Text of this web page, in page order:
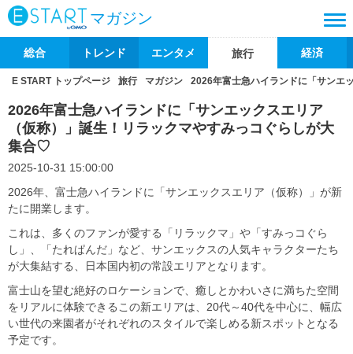
マガジン
総合 トレンド エンタメ 旅行 経済
E START トップページ 旅行 マガジン 2026年富士急ハイランドに「サンエ
2026年富士急ハイランドに「サンエックスエリア
（仮称）」誕生！リラックマやすみっコぐらしが大
集合♡
2025-10-31 15:00:00
2026年、富士急ハイランドに「サンエックスエリア（仮称）」が新
たに開業します。
これは、多くのファンが愛する「リラックマ」や「すみっコぐら
し」、「たれぱんだ」など、サンエックスの人気キャラクターたち
が大集結する、日本国内初の常設エリアとなります。
富士山を望む絶好のロケーションで、癒しとかわいさに満ちた空間
をリアルに体験できるこの新エリアは、20代～40代を中心に、幅広
い世代の来園者がそれぞれのスタイルで楽しめる新スポットとなる
予定です。